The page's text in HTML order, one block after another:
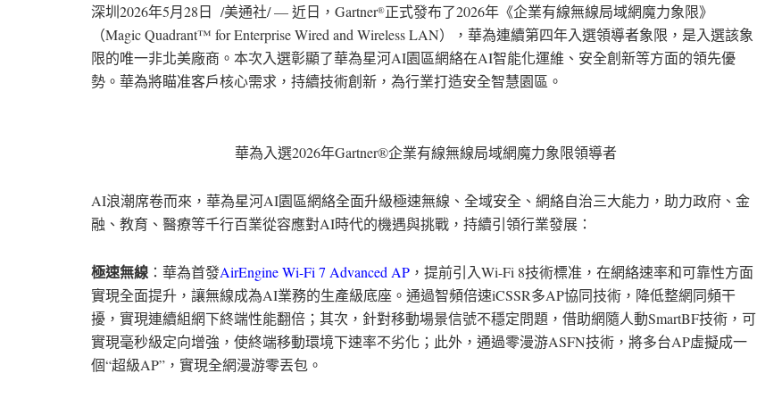
深圳2026年5月28日 /美通社/ —近日， Gartner®正式發布了2026年《企業有線無線局域網魔力象限》
（Magic Quadrant™ for Enterprise Wired and Wireless LAN），華為連續第四年入選領導者象限，是入選該象
限的唯一非北美廠商。本次入選彰顯了華為星河AI園區網絡在AI智能化運維、安全創新等方面的領先優
勢。華為將瞄准客戶核心需求，持續技術創新，為行業打造安全智慧園區。
華為入選2026年Gartner®企業有線無線局域網魔力象限領導者
AI浪潮席卷而來，華為星河AI園區網絡全面升級極速無線、全域安全、網絡自治三大能力，助力政府、金
融、教育、醫療等千行百業從容應對AI時代的機遇與挑戰，持續引領行業發展：
極速無線 ：華為首發AirEngine Wi-Fi 7 Advanced AP ，提前引入Wi-Fi 8技術標准，在網絡速率和可靠性方面
實現全面提升，讓無線成為AI業務的生產級底座。通過智頻倍速iCSSR多AP協同技術，降低整網同頻干
擾，實現連續組網下終端性能翻倍；其次，針對移動場景信號不穩定問題，借助網隨人動SmartBF技術，可
實現毫秒級定向增強，使終端移動環境下速率不劣化；此外，通過零漫游ASFN技術，將多台AP虛擬成一
個“超級AP” ，實現全網漫游零丟包。